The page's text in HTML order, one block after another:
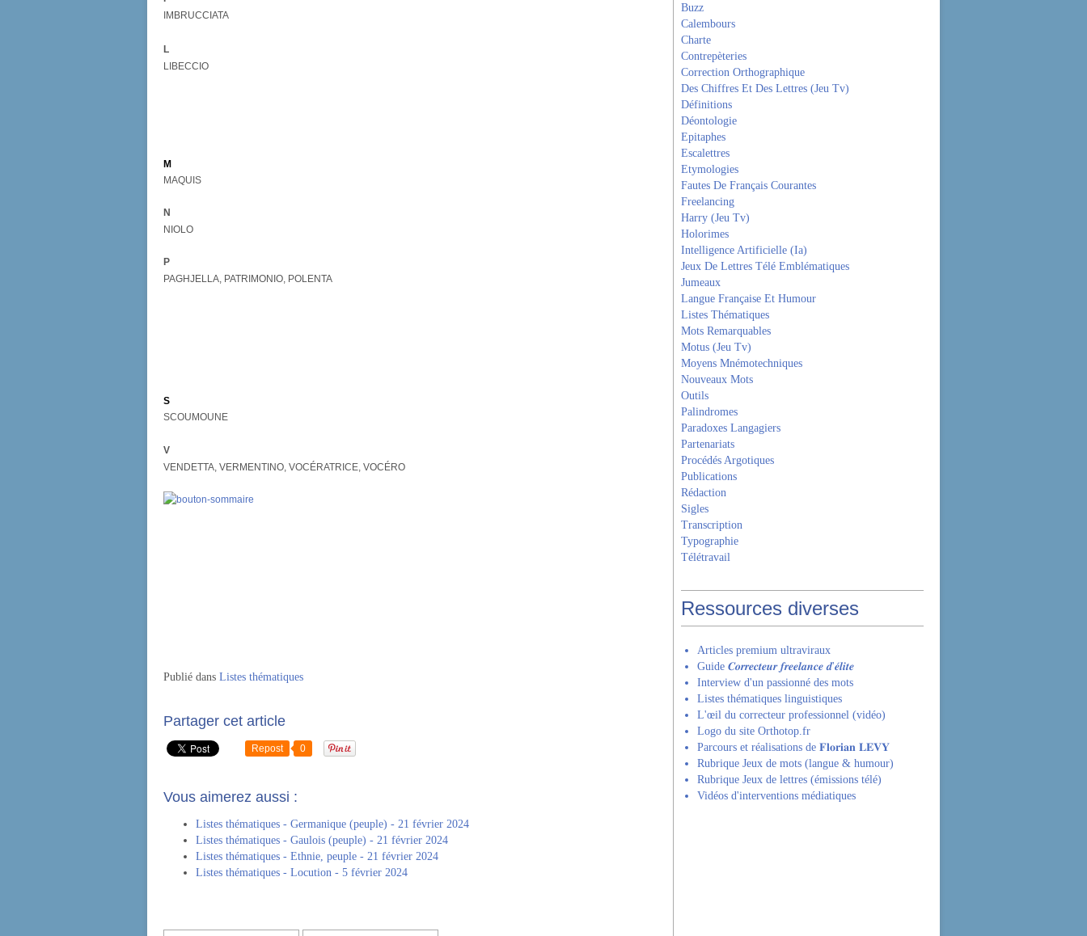
IMBRUCCIATA
L
LIBECCIO
M
MAQUIS
N
NIOLO
P
PAGHJELLA, PATRIMONIO, POLENTA
S
SCOUMOUNE
V
VENDETTA, VERMENTINO, VOCÉRATRICE, VOCÉRO
Publié dans Listes thématiques
Partager cet article
Repost 0
Vous aimerez aussi :
Listes thématiques - Germanique (peuple) - 21 février 2024
Listes thématiques - Gaulois (peuple) - 21 février 2024
Listes thématiques - Ethnie, peuple - 21 février 2024
Listes thématiques - Locution - 5 février 2024
Buzz
Calembours
Charte
Contrepèteries
Correction Orthographique
Des Chiffres Et Des Lettres (Jeu Tv)
Définitions
Déontologie
Epitaphes
Escalettres
Etymologies
Fautes De Français Courantes
Freelancing
Harry (Jeu Tv)
Holorimes
Intelligence Artificielle (Ia)
Jeux De Lettres Télé Emblématiques
Jumeaux
Langue Française Et Humour
Listes Thématiques
Mots Remarquables
Motus (Jeu Tv)
Moyens Mnémotechniques
Nouveaux Mots
Outils
Palindromes
Paradoxes Langagiers
Partenariats
Procédés Argotiques
Publications
Rédaction
Sigles
Transcription
Typographie
Télétravail
Ressources diverses
Articles premium ultraviraux
Guide 𝑪𝒐𝒓𝒓𝒆𝒄𝒕𝒆𝒖𝒓 𝒇𝒓𝒆𝒆𝒍𝒂𝒏𝒄𝒆 𝒅'𝒆́𝒍𝒊𝒕𝒆
Interview d'un passionné des mots
Listes thématiques linguistiques
L'œil du correcteur professionnel (vidéo)
Logo du site Orthotop.fr
Parcours et réalisations de 𝐅𝐥𝐨𝐫𝐢𝐚𝐧 𝐋𝐄𝐕𝐘
Rubrique Jeux de mots (langue & humour)
Rubrique Jeux de lettres (émissions télé)
Vidéos d'interventions médiatiques